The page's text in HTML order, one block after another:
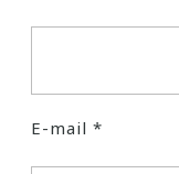
E-mail *